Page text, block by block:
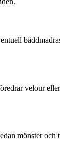
velour
mönster